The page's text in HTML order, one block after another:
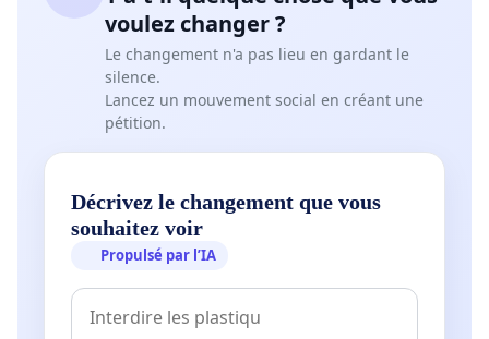
voulez changer ?
Le changement n'a pas lieu en gardant le
silence.
Lancez un mouvement social en créant une
pétition.
Décrivez le changement que vous
souhaitez voir
Propulsé par l’IA